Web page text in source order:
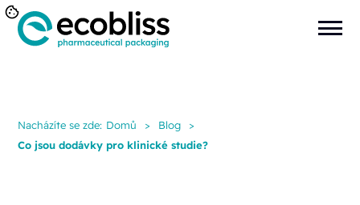
Nacházíte se zde: Domů > Blog
>
Co jsou dodávky pro klinické studie?